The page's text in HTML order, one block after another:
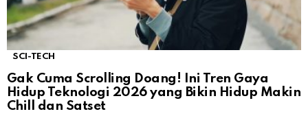
SCI-TECH
Gak Cuma Scrolling Doang! Ini Tren Gaya
Hidup Teknologi 2026 yang Bikin Hidup Makin
Chill dan Satset